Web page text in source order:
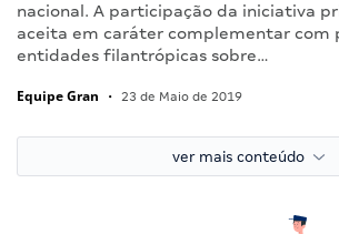
nacional. A participação da iniciativa
aceita em caráter complementar com
entidades filantrópicas sobre…
Equipe Gran • 23 de Maio de 2019
ver mais conteúdo